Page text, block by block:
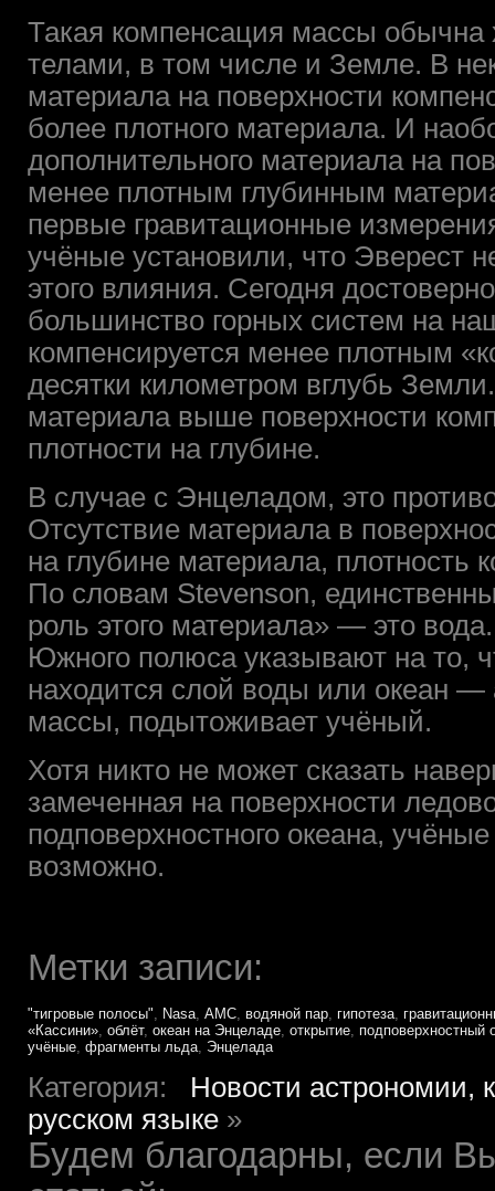
Такая компенсация массы обычна
телами, в том числе и Земле. В
материала на поверхности
более плотного материала. И
дополнительного материала на
менее плотным глубинным
первые гравитационные
учёные установили, что Эверест
этого влияния. Сегодня
большинство горных систем на
компенсируется менее плотным
десятки километром вглубь
материала выше поверхности
плотности на глубине.
В случае с Энцеладом, это
Отсутствие материала в
на глубине материала, плотность
По словам Stevenson,
роль этого материала» — это
Южного полюса указывают на то,
находится слой воды или океан
массы, подытоживает учёный.
Хотя никто не может сказать
замеченная на поверхности
подповерхностного океана,
возможно.
Метки записи:
"тигровые полосы", Nasa, АМС, водяной пар, гипотеза,
«Кассини», облёт, океан на Энцеладе, открытие, подповерхностный
учёные, фрагменты льда, Энцелада
Категория: Новости астрономии,
русском языке »
Будем благодарны, если